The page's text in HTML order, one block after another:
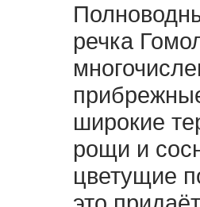
речка
широкие
рощи и
цветущие